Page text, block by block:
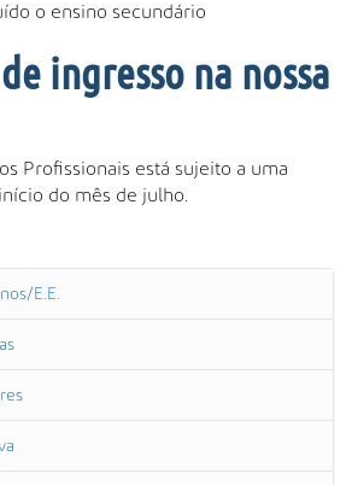
o ensino secundário
ingresso na nossa
Profissionais está sujeito a uma
do mês de julho.
E.E.